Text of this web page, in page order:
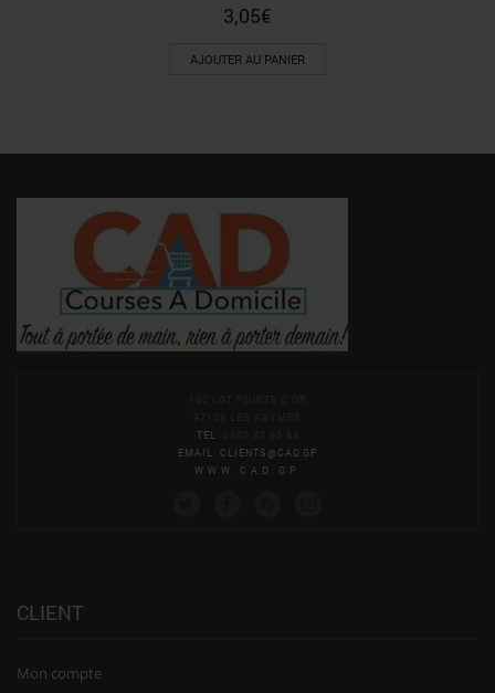
3,05€
AJOUTER AU PANIER
TEL
EMAIL
CLIENTS@CAD.GP
WWW.CAD.GP
CLIENT
Mon compte